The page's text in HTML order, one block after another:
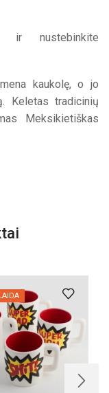
ir nustebinkite
kaukolę, o jo
Keletas tradicinių
Meksikietiškas